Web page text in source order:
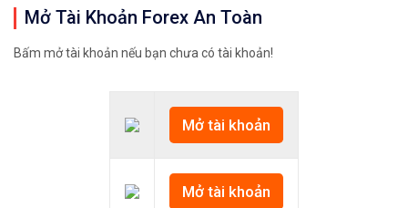
Mở Tài Khoản Forex An Toàn
Bấm mở tài khoản nếu bạn chưa có tài khoản!
Mở tài khoản
Mở tài khoản